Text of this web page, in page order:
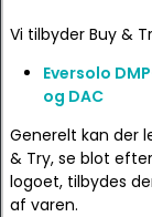
Vi tilbyder Buy &
Eversolo
og DAC
Generelt kan der
& Try, se blot
logoet, tilbydes
af varen.